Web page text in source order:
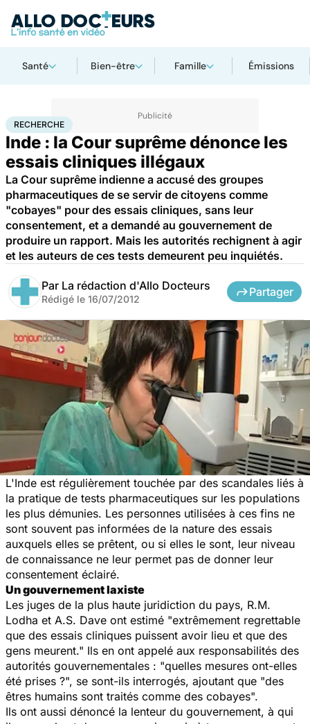
Santé Bien-être Famille Émissions
AccueilSantéMaladies Recherche
RECHERCHE
Inde : la Cour suprême dénonce les
essais cliniques illégaux
La Cour suprême indienne a accusé des groupes
pharmaceutiques de se servir de citoyens comme
"cobayes" pour des essais cliniques, sans leur
consentement, et a demandé au gouvernement de
produire un rapport. Mais les autorités rechignent à agir
et les auteurs de ces tests demeurent peu inquiétés.
Par La rédaction d'Allo Docteurs
Rédigé le 16/07/2012
Partager
L'Inde est régulièrement touchée par des scandales liés à
la pratique de tests pharmaceutiques sur les populations
les plus démunies. Les personnes utilisées à ces fins ne
sont souvent pas informées de la nature des essais
auxquels elles se prêtent, ou si elles le sont, leur niveau
de connaissance ne leur permet pas de donner leur
consentement éclairé.
Un gouvernement laxiste
Les juges de la plus haute juridiction du pays, R.M.
Lodha et A.S. Dave ont estimé "extrêmement regrettable
que des essais cliniques puissent avoir lieu et que des
gens meurent." Ils en ont appelé aux responsabilités des
autorités gouvernementales : "quelles mesures ont-elles
été prises ?", se sont-ils interrogés, ajoutant que "des
êtres humains sont traités comme des cobayes".
Ils ont aussi dénoncé la lenteur du gouvernement, à qui